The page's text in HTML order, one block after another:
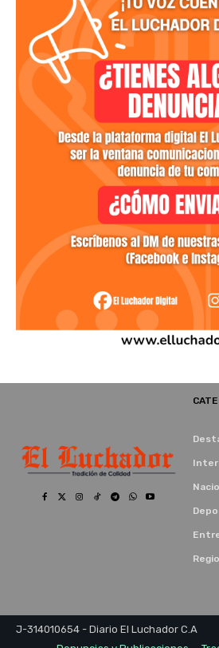
J-314010654 - Diario El Luchador C.A